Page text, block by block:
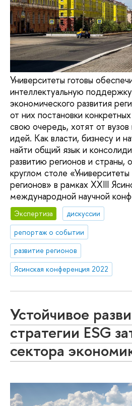
Университеты готовы
интеллектуальную
экономического развития
от них постановки
свою очередь, хотят от
идей. Как власти, бизнесу и
найти общий язык и
развитию регионов и страны,
круглом столе
регионов» в рамках XXIII
международной научной
Экспертиза
дискуссии
репортаж о событии
развитие регионов
Ясинская конференция 2022
Устойчивое
стратегии ESG
сектора